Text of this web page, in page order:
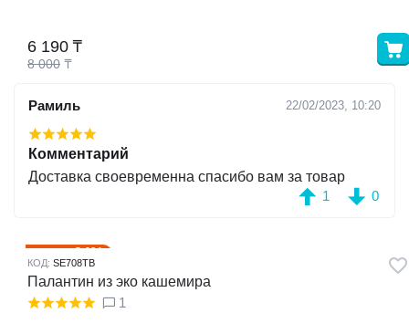
8 000 ₸
6 190 ₸
Рамиль 22/02/2023, 10:20
Комментарий
Доставка своевременна спасибо вам за товар
1
0
34%
КОД: SE708TB
Палантин из эко кашемира
1